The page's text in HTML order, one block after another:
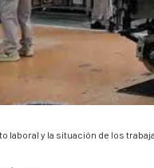
y la situación de los